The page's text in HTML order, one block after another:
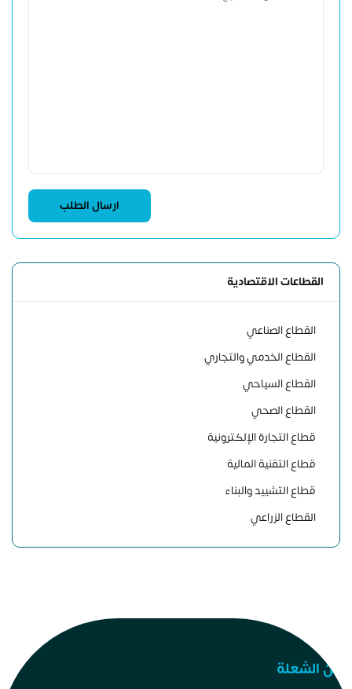
القطاعات الاقتصادية
القطاع الصناعي
القطاع الخدمي والتجاري
القطاع السياحي
القطاع الصحي
قطاع التجارة الإلكترونية
قطاع التقنية المالية
قطاع التشييد والبناء
القطاع الزراعي
عن الشعلة